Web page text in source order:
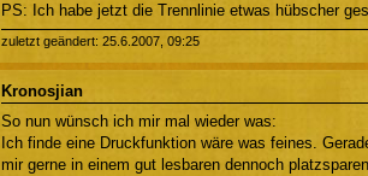
PS: Ich habe jetzt die Trennlinie etwas hübscher
zuletzt geändert: 25.6.2007, 09:25
Kronosjian
So nun wünsch ich mir mal wieder was:
Ich finde eine Druckfunktion wäre was feines.
mir gerne in einem gut lesbaren dennoch